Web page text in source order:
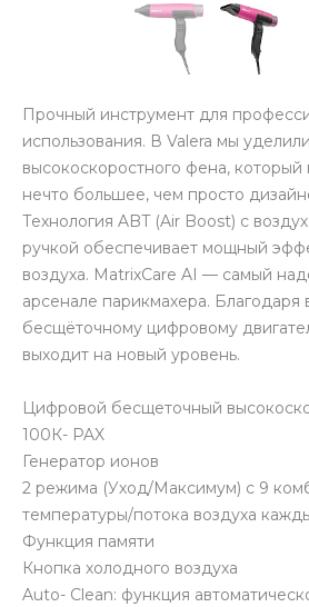
Прочный инструмент для
использования. В Valera мы
высокоскоростного фена, который
нечто большее, чем просто
Технология ABT (Air Boost) с
ручкой обеспечивает мощный
воздуха. MatrixCare AI — самый
арсенале парикмахера. Благодаря
бесщёточному цифровому
выходит на новый уровень.
Цифровой бесщеточный
100К- PAX
Генератор ионов
2 режима (Уход/Максимум) с 9
температуры/потока воздуха
Функция памяти
Кнопка холодного воздуха
Auto- Clean: функция